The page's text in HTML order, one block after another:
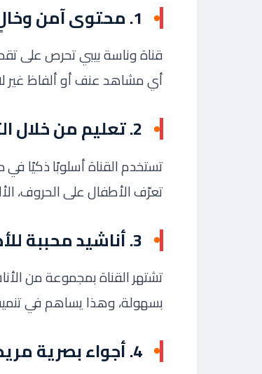
1. محتوى آمن
أي مشاهد عنف أو ألفاظ غير
2. تعليم من خلال
تستخدم القناة أسلوبًا ذكيًا في
تعرّف الأطفال على الحروف،
3. أناشيد محببة
تشتهر القناة بمجموعة من
بسهولة، وهذا يساهم في
4. أجواء بصرية